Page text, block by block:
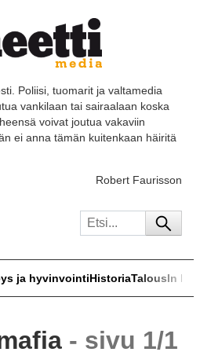
Poliisi, tuomarit ja valtamedia
vankilaan tai sairaalaan koska
voivat joutua vakaviin
ei anna tämän kuitenkaan häiritä
Robert Faurisson
ja hyvinvointiHistoriaTalousIn
- sivu 1/1